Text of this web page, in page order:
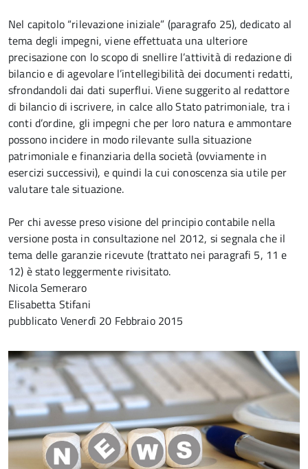
Nel capitolo “rilevazione iniziale” (paragrafo 25), dedicato al
tema degli impegni, viene effettuata una ulteriore
precisazione con lo scopo di snellire l’attività di redazione di
bilancio e di agevolare l’intellegibilità dei documenti redatti,
sfrondandoli dai dati superflui. Viene suggerito al redattore
di bilancio di iscrivere, in calce allo Stato patrimoniale, tra i
conti d’ordine, gli impegni che per loro natura e ammontare
possono incidere in modo rilevante sulla situazione
patrimoniale e finanziaria della società (ovviamente in
esercizi successivi), e quindi la cui conoscenza sia utile per
valutare tale situazione.
Per chi avesse preso visione del principio contabile nella
versione posta in consultazione nel 2012, si segnala che il
tema delle garanzie ricevute (trattato nei paragrafi 5, 11 e
12) è stato leggermente rivisitato.
Nicola Semeraro
Elisabetta Stifani
pubblicato Venerdì 20 Febbraio 2015